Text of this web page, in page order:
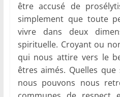
être accusé de
simplement que toute
vivre dans deux
spirituelle. Croyant ou
qui nous attire vers le
êtres aimés. Quelles
nous pouvons nous